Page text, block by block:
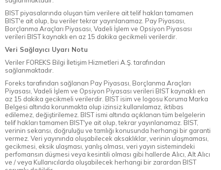
BIST piyasalarında oluşan tüm verilere ait telif hakları tamamen
BIST'e ait olup, bu veriler tekrar yayınlanamaz. Pay Piyasası,
Borçlanma Araçları Piyasası, Vadeli İşlem ve Opsiyon Piyasası
verileri BIST kaynaklı en az 15 dakika gecikmeli verilerdir.
Veri Sağlayıcı Uyarı Notu
Veriler FOREKS Bilgi İletişim Hizmetleri A.Ş. tarafından
sağlanmaktadır.
Foreks tarafından sağlanan Pay Piyasası, Borçlanma Araçları
Piyasası, Vadeli İşlem ve Opsiyon Piyasası verileri BIST kaynaklı en
az 15 dakika gecikmeli verilerdir. BIST isim ve logosu Koruma Marka
Belgesi altında korunmakta olup izinsiz kullanılamaz, iktibas
edilemez, değiştirilemez. BIST ismi altında açıklanan tüm belgelerin
telif hakları tamamen BIST'ye ait olup, tekrar yayınlanamaz. BIST,
verinin sekansı, doğruluğu ve tamlığı konusunda herhangi bir garanti
vermez. Veri yayınında oluşabilecek aksaklıklar, verinin ulaşmaması,
gecikmesi, eksik ulaşması, yanlış olması, veri yayın sistemindeki
perfomansın düşmesi veya kesintili olması gibi hallerde Alıcı, Alt Alıcı
ve / veya Kullanıcılarda oluşabilecek herhangi bir zarardan BIST